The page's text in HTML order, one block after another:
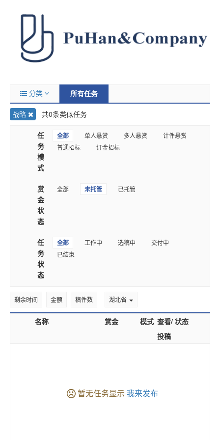
分类 所有任务
战略 共0条类似任务
任
务
模
式
全部 单人悬赏 多人悬赏
计件悬赏
普通招标
订金招标
赏
金
状
态
全部 未托管 已托管
任
务
状
态
全部 工作中 选稿中
交付中
已结束
剩余时间 金额 稿件数 湖北省
名称 赏金 模式 查看/
投稿
状态
暂无任务显示 我来发布